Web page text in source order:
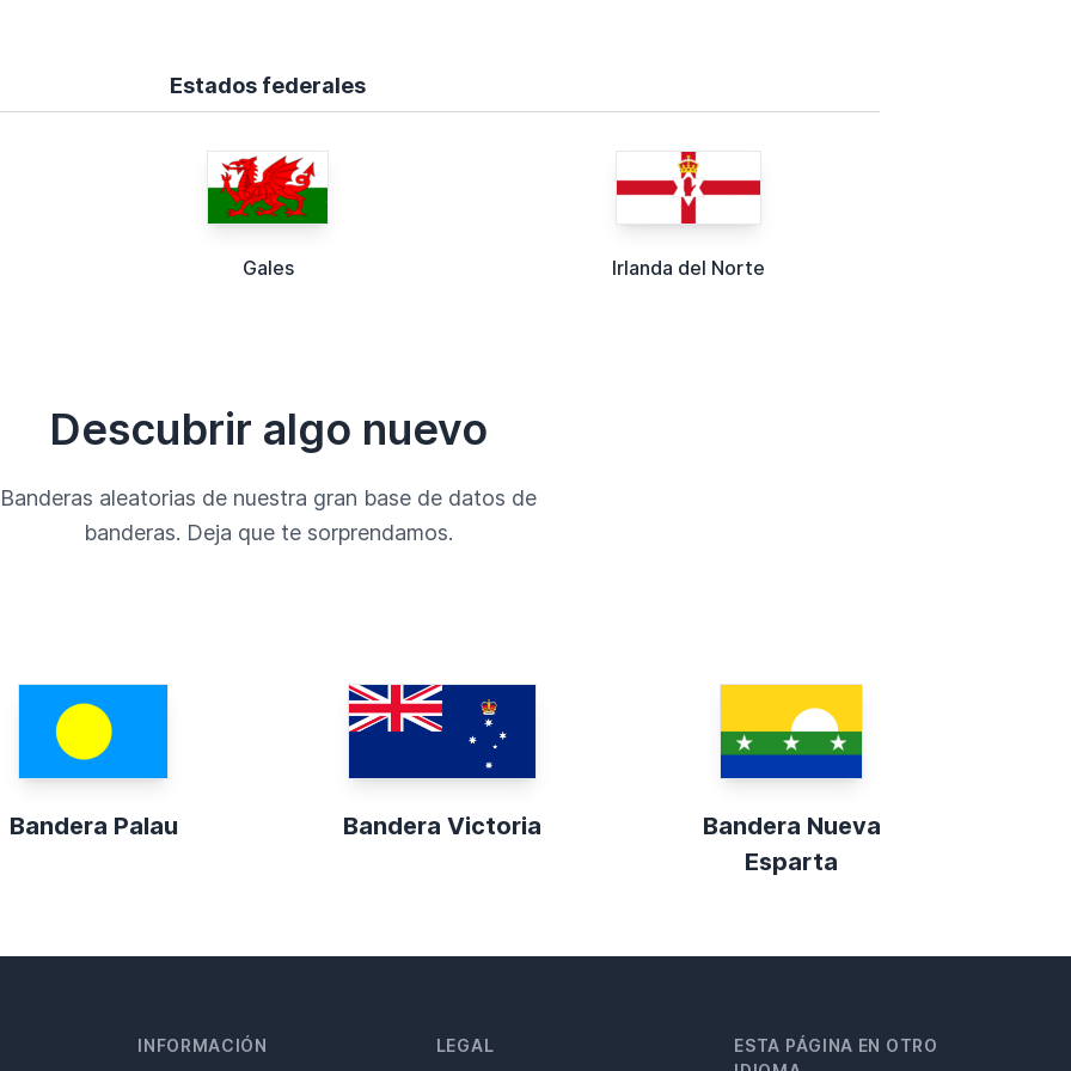
Estados federales
Gales Irlanda del Norte
Descubrir algo nuevo
Banderas aleatorias de nuestra gran base de datos de
banderas. Deja que te sorprendamos.
Bandera Palau Bandera Victoria
Bandera Nueva
Esparta
INFORMACIÓN LEGAL
ESTA PÁGINA EN OTRO